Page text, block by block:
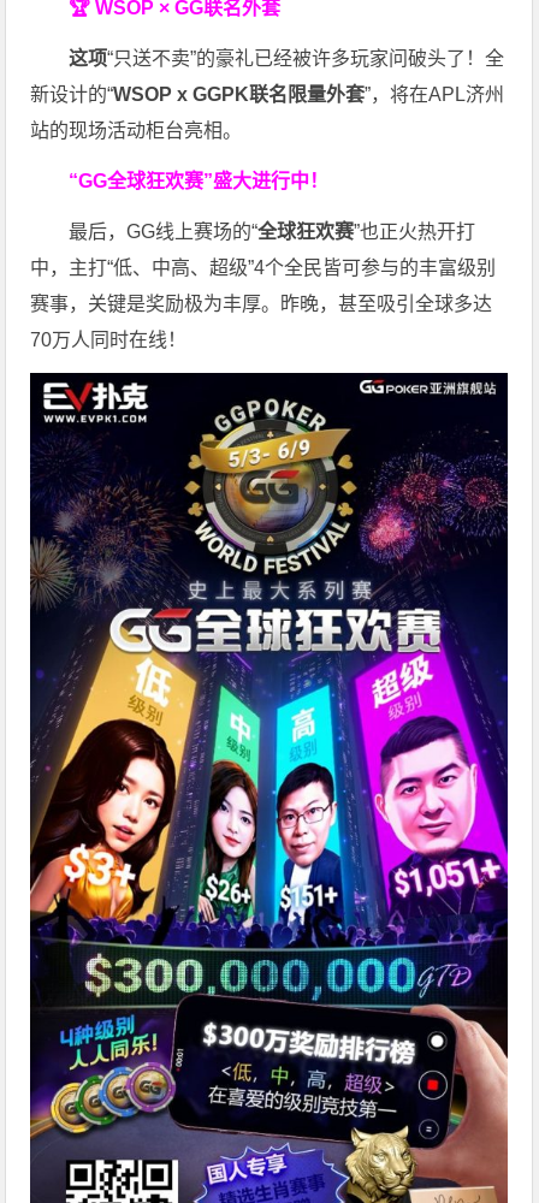
🏆 WSOP × GG联名外套
这项“只送不卖”的豪礼已经被许多玩家问破头了！全
新设计的“WSOP x GGPK联名限量外套”，将在APL济州
站的现场活动柜台亮相。
“GG全球狂欢赛”盛大进行中！
最后，GG线上赛场的“全球狂欢赛”也正火热开打
中，主打“低、中高、超级”4个全民皆可参与的丰富级别
赛事，关键是奖励极为丰厚。 昨晚，甚至吸引全球多达
70万人同时在线！